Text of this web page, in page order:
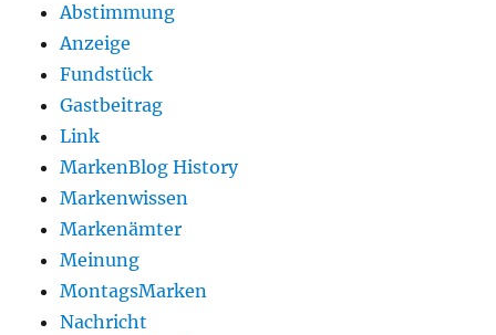
Abstimmung
Anzeige
Fundstück
Gastbeitrag
Link
MarkenBlog History
Markenwissen
Markenämter
Meinung
MontagsMarken
Nachricht